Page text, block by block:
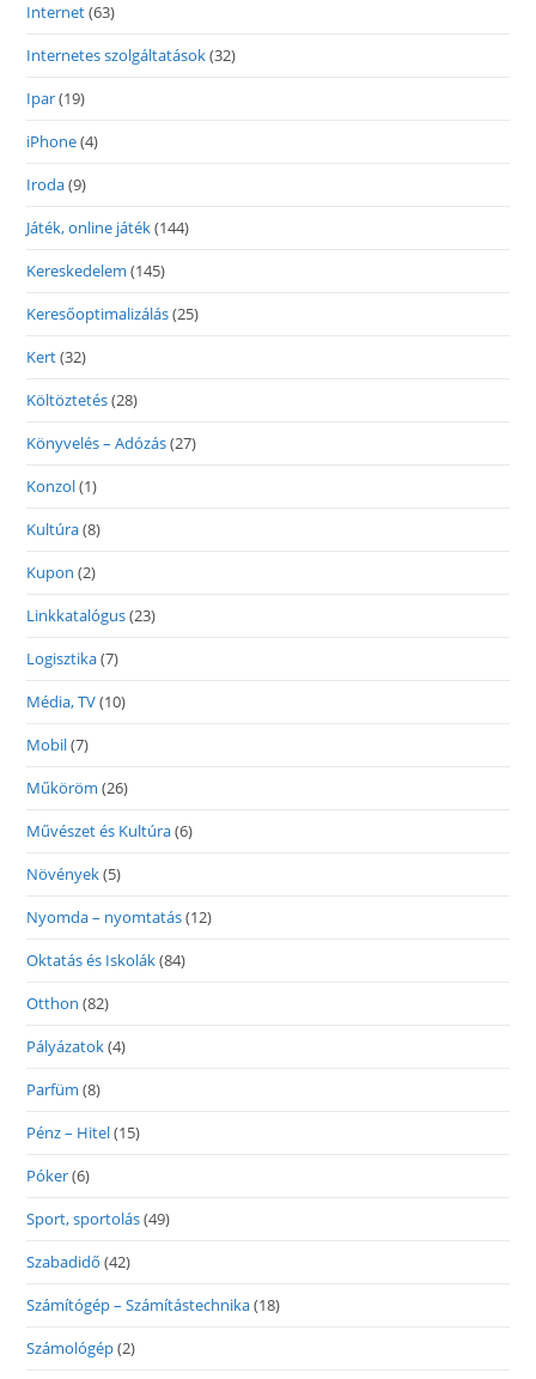
Internet(63)
Internetes szolgáltatások(32)
Ipar(19)
iPhone(4)
Iroda(9)
Játék, online játék(144)
Kereskedelem (145)
Keresőoptimalizálás(25)
Kert(32)
Költöztetés(28)
Könyvelés – Adózás(27)
Konzol(1)
Kultúra(8)
Kupon (2)
Linkkatalógus(23)
Logisztika(7)
Média, TV(10)
Mobil(7)
Műköröm (26)
Művészet és Kultúra(6)
Növények(5)
Nyomda – nyomtatás(12)
Oktatás és Iskolák(84)
Otthon (82)
Pályázatok(4)
Parfüm (8)
Pénz – Hitel(15)
Póker(6)
Sport, sportolás(49)
Szabadidő (42)
Számítógép – Számítástechnika(18)
Számológép(2)